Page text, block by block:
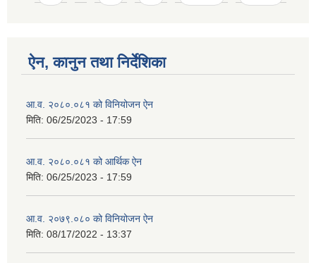
ऐन, कानुन तथा निर्देशिका
आ.व. २०८०.०८१ को विनियोजन ऐन
मिति: 06/25/2023 - 17:59
आ.व. २०८०.०८१ को आर्थिक ऐन
मिति: 06/25/2023 - 17:59
आ.व. २०७९.०८० को विनियोजन ऐन
मिति: 08/17/2022 - 13:37